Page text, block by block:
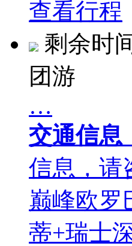
查看行程
剩余时
团游
…
交通信息
信息，
巅峰欧罗
蒂+瑞士